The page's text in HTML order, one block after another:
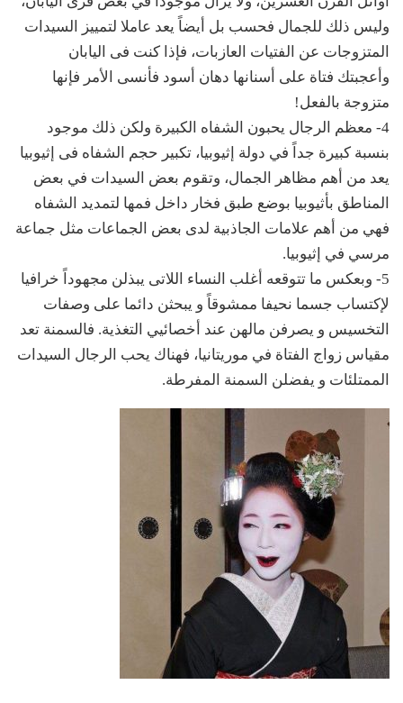
وليس ذلك للجمال فحسب بل أيضاً يعد عاملا لتمييز السيدات
المتزوجات عن الفتيات العازبات، فإذا كنت فى اليابان
وأعجبتك فتاة على أسنانها دهان أسود فأنسى الأمر فإنها
متزوجة بالفعل!
4- معظم الرجال يحبون الشفاه الكبيرة ولكن ذلك موجود
بنسبة كبيرة جداً في دولة إثيوبيا، تكبير حجم الشفاه فى إثيوبيا
يعد من أهم مظاهر الجمال، وتقوم بعض السيدات في بعض
المناطق بأثيوبيا بوضع طبق فخار داخل فمها لتمديد الشفاه
فهي من أهم علامات الجاذبية لدى بعض الجماعات مثل جماعة
مرسي في إثيوبيا.
5- وبعكس ما تتوقعه أغلب النساء اللاتى يبذلن مجهوداً خرافيا
لإكتساب جسما نحيفا ممشوقاً و يبحثن دائما على وصفات
التخسيس و يصرفن مالهن عند أخصائيي التغذية. فالسمنة تعد
مقياس زواج الفتاة في موريتانيا، فهناك يحب الرجال السيدات
الممتلئات و يفضلن السمنة المفرطة.